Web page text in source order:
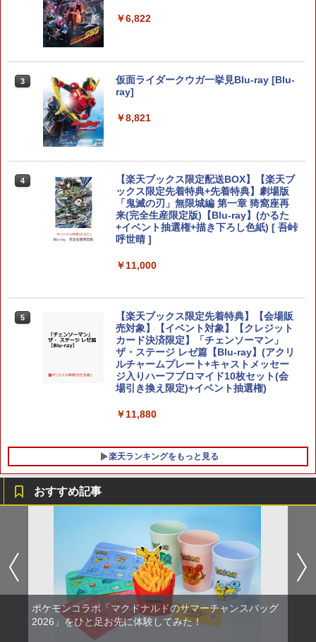
￥55,603
ニンテンドープリペイド番号 9000円|オ
￥9,000
ニンテンドープリペイド番号 5000円|オ
ンラインコード版
￥11,849
【純正品】DualSense ワイヤレスコン
￥10,737
【純正品】DualSense ワイヤレスコン
トローラー(CFI-ZCT2J)
￥10,737
￥8,300
Xbox プリペイドカード 5,000円 デジタ
￥5,000
【純正品】Xbox ワイヤレス コントロー
ラー (ロボット ホワイト)
￥7,681
￥8,589
劇場版「鬼滅の刃」無限城編 第一章 猗
窩座再来 完全生産限定版 [DVD]
￥7,828
3
【特典】ドラゴンクエストI＆II Switch
2版(40周年スライムアクリルチャーム)
￥6,986
4
＼20%クーポン利用／【Switch1/2代対
応】EasySMX Switch 2 コントローラー
無線接続NFC マクロ編集 繰り返し Swit
ch コントローラー 磁気式交換可能 Easy
SMX S10フェイスプレート スイッチ HD
振動 スリープ解除 プロコン 1200mAh T
MR ジョイスティックゲーム コントロー
￥8,999
5
スプラトゥーン レイダース BEE-P-AAD
LA SW2 任天堂 [Switch2 ソフト]
￥7,480
スト投函】 ※特典付属なし ※セール品
【SALE・大幅値下げ・新品・未開封
￥2,900
SONY ソニー PS5 バイオハザード RE:4
【新品】PS5 グランド・セフト・オート
V【CERO:Z】【メール便】
￥4,290
￥843
3
NewスーパーマリオブラザーズWii ノコ
ノコエアホッケー
4
Steam Deck OLED / Steam Deck LCD
ブルーライトカット ガラスフィルム 強
化ガラス フィルム 保護フィルム 光沢 全
面保護 硬度 9H 飛散防止 Valve スチーム
デック
￥1,298
機 オートクリッカー 連打装置 USB給電
クリップ式 スマホ自動操作 日本語説明
書付き iPhone/Android対応 いいね/ゲ
ーム周回/ライブ/推し活対応 (ホワイト)
￥1,380
￥6,822
3
仮面ライダークウガ一挙見Blu-ray [Blu-
ray]
￥8,821
4
【楽天ブックス限定配送BOX】【楽天ブ
ックス限定先着特典+先着特典】劇場版
「鬼滅の刃」無限城編 第一章 猗窩座再
来(完全生産限定版)【Blu-ray】(かるた
+イベント抽選権+描き下ろし色紙) [ 吾峠
呼世晴 ]
￥11,000
5
【楽天ブックス限定先着特典】【会場販
売対象】【イベント対象】【クレジット
カード決済限定】「チェンソーマン」
ザ・ステージ レゼ篇【Blu-ray】(アクリ
ルチャームプレート+キャストメッセー
ジ入りハーフブロマイド10枚セット(会
場引き換え限定)+イベント抽選権)
￥11,880
楽天ランキングをもっと見る
おすすめ記事
ポケモンコラボ「マクドナルドのサマーチャンスバッグ
2026」をひと足お先に体験してみた！